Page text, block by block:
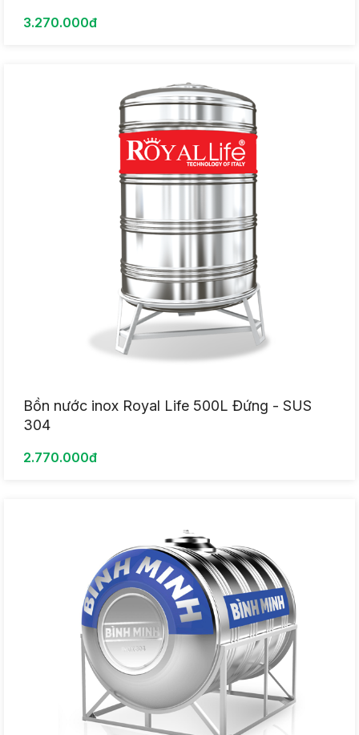
3.270.000đ
Bồn nước inox Royal Life 500L Đứng - SUS
304
2.770.000đ